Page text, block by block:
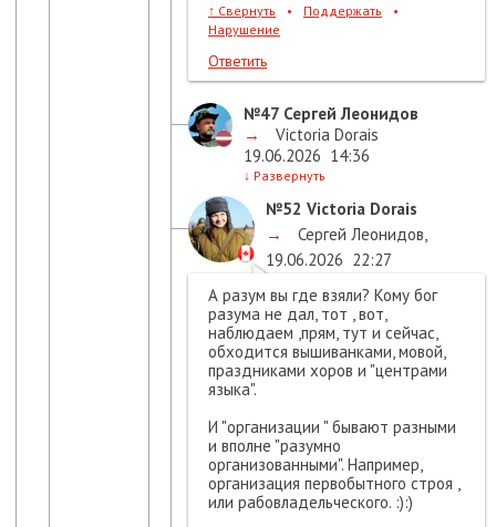
↑ Свернуть • Поддержать
•
Нарушение
Ответить
№47 Сергей Леонидов
→
Victoria Dorais
19.06.2026 14:36
↓ Развернуть
№52 Victoria Dorais
→
Сергей Леонидов,
19.06.2026 22:27
А разум вы где взяли? Кому бог
разума не дал, тот , вот,
наблюдаем ,прям, тут и сейчас,
обходится вышиванками, мовой,
праздниками хоров и "центрами
языка".
И "организации " бывают разными
и вполне "разумно
организованными". Например,
организация первобытного строя ,
или рабовладельческого. :):)